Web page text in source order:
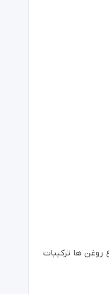
روغن ها ترکیبات